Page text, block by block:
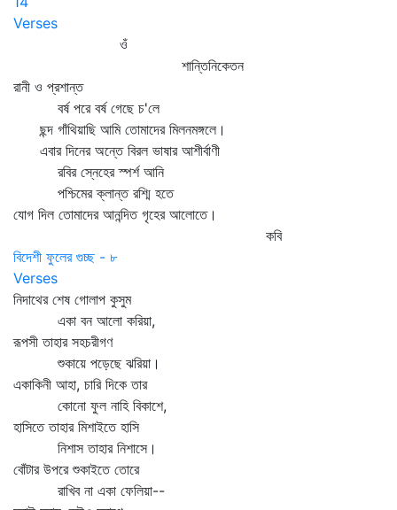
Verses
ওঁ
শান্তিনিকেতন
রানী ও প্রশান্ত
বর্ষ পরে বর্ষ গেছে চ'লে
ছন্দ গাঁথিয়াছি আমি তোমাদের মিলনমঙ্গলে।
এবার দিনের অন্তে বিরল ভাষার আশীর্বাণী
রবির স্নেহের স্পর্শ আনি
পশ্চিমের ক্লান্ত রশ্মি হতে
যোগ দিল তোমাদের আনন্দিত গৃহের আলোতে।
কবি
বিদেশী ফুলের গুচ্ছ - ৮
Verses
নিদাথের শেষ গোলাপ কুসুম
একা বন আলো করিয়া,
রূপসী তাহার সহচরীগণ
শুকায়ে পড়েছে ঝরিয়া।
একাকিনী আহা, চারি দিকে তার
কোনো ফুল নাহি বিকাশে,
হাসিতে তাহার মিশাইতে হাসি
নিশাস তাহার নিশাসে।
বোঁটার উপরে শুকাইতে তোরে
রাখিব না একা ফেলিয়া--